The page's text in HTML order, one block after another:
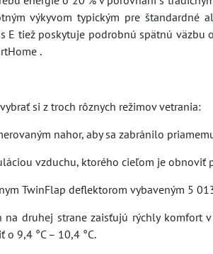
výkyvom typickým pre štandardné
E tiež poskytuje podrobnú spätnú
.
si z troch rôznych režimov vetrania:
nahor, aby sa zabránilo
vzduchu, ktorého cieľom je obnoviť
TwinFlap deflektorom vybaveným 5
na druhej strane zaisťujú rýchly
o 9,4 °C – 10,4 °C.